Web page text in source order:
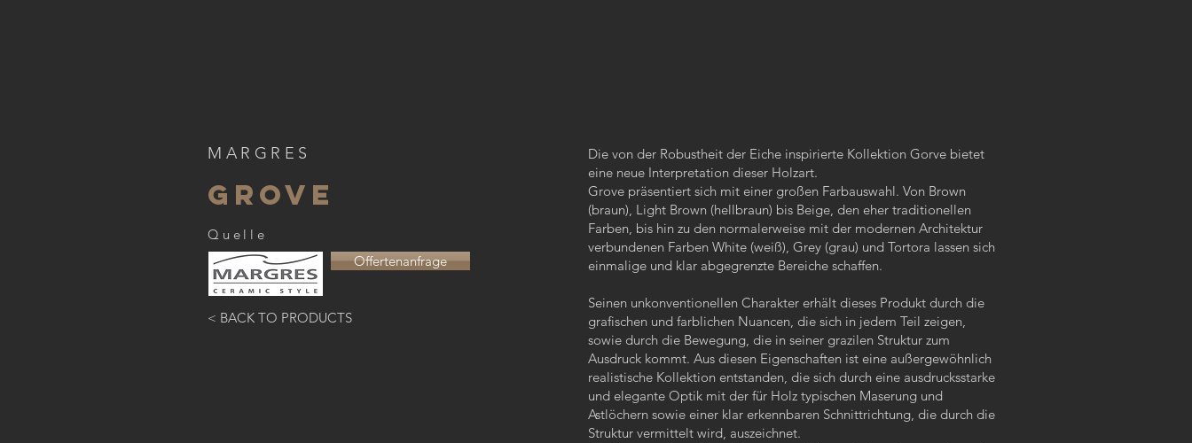
MARGRES
Grove
Quelle
Offertenanfrage
< BACK TO PRODUCTS
Die von der Robustheit der Eiche inspirierte Kollektion Gorve bietet
eine neue Interpretation dieser Holzart.
Grove präsentiert sich mit einer großen Farbauswahl. Von Brown
(braun), Light Brown (hellbraun) bis Beige, den eher traditionellen
Farben, bis hin zu den normalerweise mit der modernen Architektur
verbundenen Farben White (weiß), Grey (grau) und Tortora lassen sich
einmalige und klar abgegrenzte Bereiche schaffen.
Seinen unkonventionellen Charakter erhält dieses Produkt durch die
grafischen und farblichen Nuancen, die sich in jedem Teil zeigen,
sowie durch die Bewegung, die in seiner grazilen Struktur zum
Ausdruck kommt. Aus diesen Eigenschaften ist eine außergewöhnlich
realistische Kollektion entstanden, die sich durch eine ausdrucksstarke
und elegante Optik mit der für Holz typischen Maserung und
Astlöchern sowie einer klar erkennbaren Schnittrichtung, die durch die
Struktur vermittelt wird, auszeichnet.